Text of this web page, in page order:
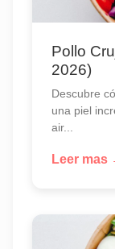
Pollo
2026)
Descubre
una piel
air...
Leer mas